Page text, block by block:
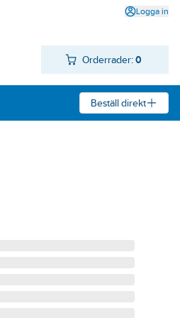
Logga in
Orderrader: 0
Beställ direkt